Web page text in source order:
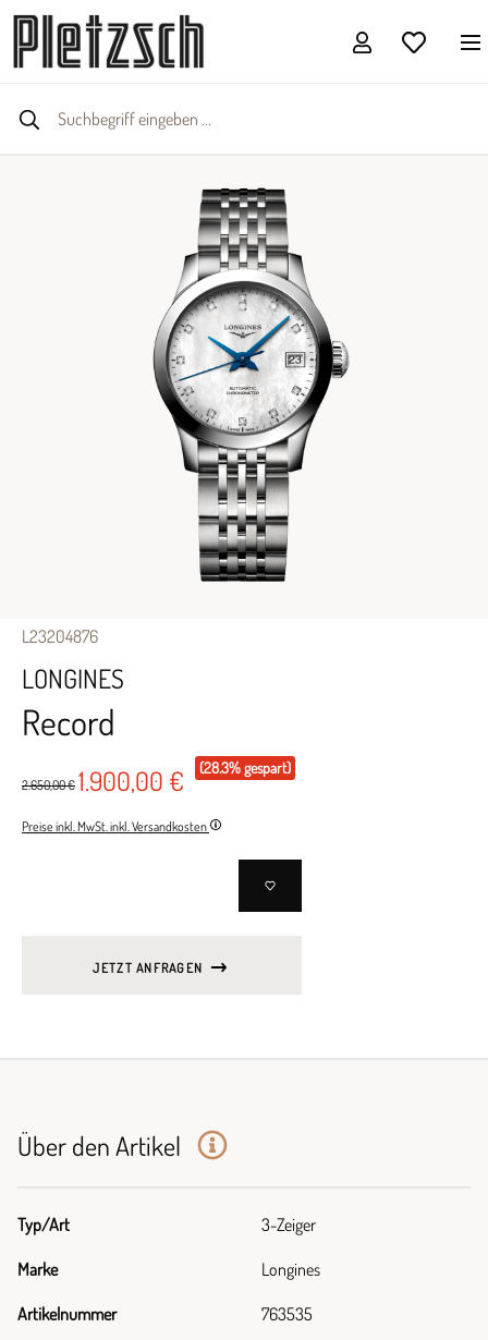
L23204876
LONGINES
Record
2.650,00 € 1.900,00 € (28.3% gespart)
Preise inkl. MwSt. inkl. Versandkosten
JETZT ANFRAGEN
Über den Artikel
Typ/Art 3-Zeiger
Marke Longines
Artikelnummer 763535